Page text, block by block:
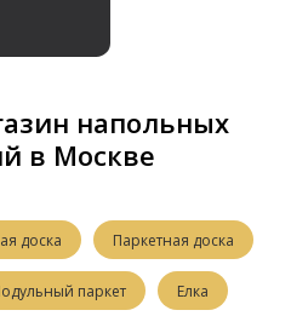
напольных
в Москве
доска Паркетная доска
паркет Елка